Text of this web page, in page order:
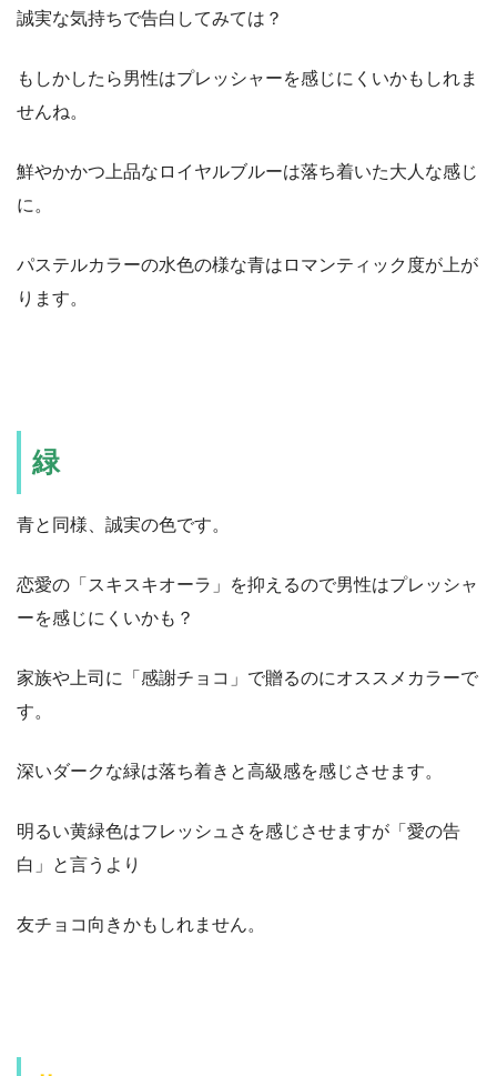
誠実な気持ちで告白してみては？
もしかしたら男性はプレッシャーを感じにくいかもしれま
せんね。
鮮やかかつ上品なロイヤルブルーは落ち着いた大人な感じ
に。
パステルカラーの水色の様な青はロマンティック度が上が
ります。
緑
青と同様、誠実の色です。
恋愛の「スキスキオーラ」を抑えるので男性はプレッシャ
ーを感じにくいかも？
家族や上司に「感謝チョコ」で贈るのにオススメカラーで
す。
深いダークな緑は落ち着きと高級感を感じさせます。
明るい黄緑色はフレッシュさを感じさせますが「愛の告
白」と言うより
友チョコ向きかもしれません。